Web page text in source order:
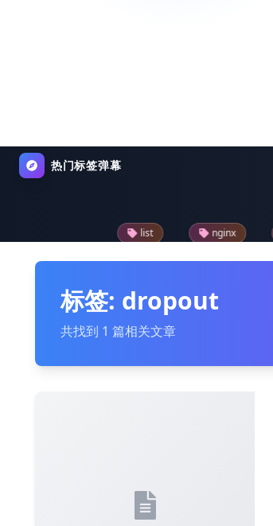
热门标签弹幕
nginx dictionary
reader
drupal模块 text
标签: dropout
共找到 1 篇相关文章